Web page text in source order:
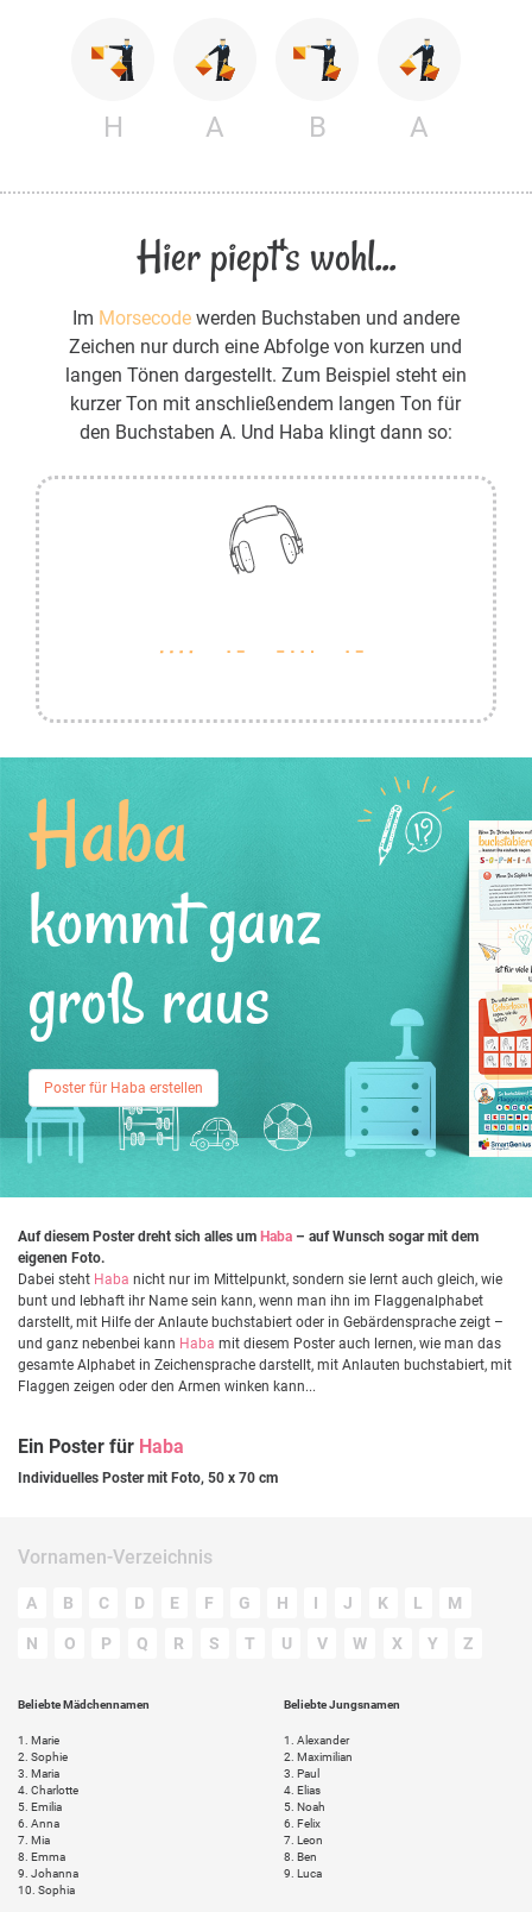
H A B A
Hier piept's wohl...
Im Morsecodewerden Buchstaben und andere
Zeichen nur durch eine Abfolge von kurzen und
langen Tönen dargestellt. Zum Beispiel steht ein
kurzer Ton mit anschließendem langen Ton für
den Buchstaben A. Und Haba klingt dann so:
Haba
kommt ganz
groß raus
Poster für Haba erstellen
Auf diesem Poster dreht sich alles um Haba – auf Wunsch sogar mit dem
eigenen Foto.
Dabei steht Haba nicht nur im Mittelpunkt, sondern sie lernt auch gleich, wie
bunt und lebhaft ihr Name sein kann, wenn man ihn im Flaggenalphabet
darstellt, mit Hilfe der Anlaute buchstabiert oder in Gebärdensprache zeigt –
und ganz nebenbei kann Haba mit diesem Poster auch lernen, wie man das
gesamte Alphabet in Zeichensprache darstellt, mit Anlauten buchstabiert, mit
Flaggen zeigen oder den Armen winken kann...
Ein Poster für Haba
Individuelles Poster mit Foto, 50 x 70 cm
Vornamen-Verzeichnis
A B C D E F G H I J K L M
N O P Q R S T U V W X Y Z
Beliebte Mädchennamen
1. Marie
2. Sophie
3. Maria
4. Charlotte
5. Emilia
6. Anna
7. Mia
8. Emma
9. Johanna
10. Sophia
Beliebte Jungsnamen
1. Alexander
2. Maximilian
3. Paul
4. Elias
5. Noah
6. Felix
7. Leon
8. Ben
9. Luca